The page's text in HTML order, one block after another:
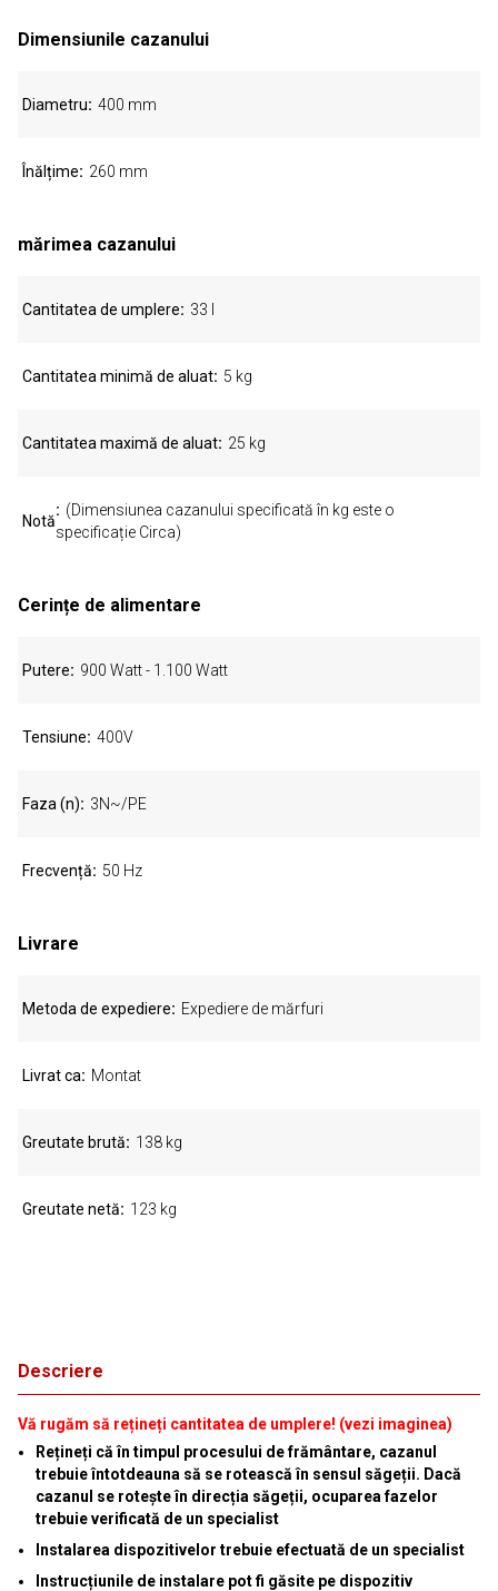
Descriere
Vă rugăm să rețineți cantitatea de umplere! (vezi imaginea)
Rețineți că în timpul procesului de frământare, cazanul
trebuie întotdeauna să se rotească în sensul săgeții. Dacă
cazanul se rotește în direcția săgeții, ocuparea fazelor
trebuie verificată de un specialist
Instalarea dispozitivelor trebuie efectuată de un specialist
Instrucțiunile de instalare pot fi găsite pe dispozitiv
Dimensiunile cazanului
Diametru 400 mm
Înălțime 260 mm
mărimea cazanului
Cantitatea de umplere 33 l
Cantitatea minimă de aluat 5 kg
Cantitatea maximă de aluat 25 kg
Notă
(Dimensiunea cazanului specificată în kg este o
specificație Circa)
Cerințe de alimentare
Putere 900 Watt - 1.100 Watt
Tensiune 400V
Faza (n) 3N~/PE
Frecvență 50 Hz
Livrare
Metoda de expediere Expediere de mărfuri
Livrat ca Montat
Greutate brută 138 kg
Greutate netă 123 kg